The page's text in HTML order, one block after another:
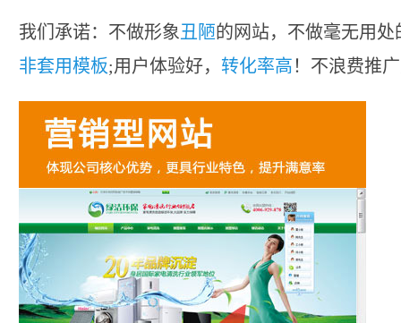
我们承诺：不做形象丑陋的网站，不做毫无用处
非套用模板;用户体验好， 转化率高！不浪费推